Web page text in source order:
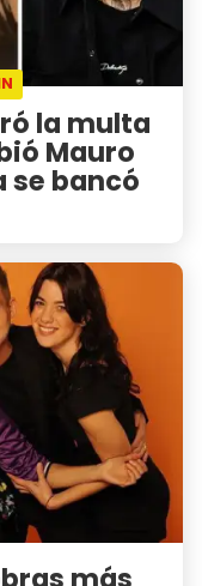
la multa
Mauro
se bancó